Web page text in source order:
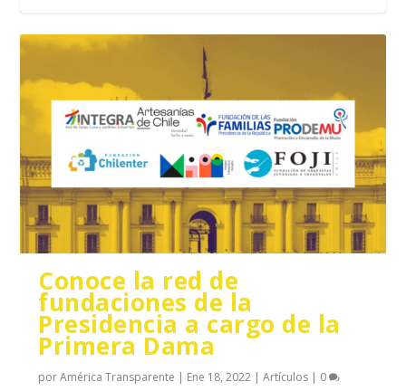
Conoce la red de
fundaciones de la
Presidencia a cargo de la
Primera Dama
porAmérica Transparente | Ene 18, 2022 |Artículos | 0